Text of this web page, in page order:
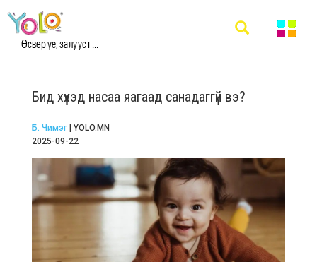
Өсвөр үе, залууст ...
Бид хүүхэд насаа яагаад санадаггүй вэ?
Б. Чимэг| YOLO.MN
2025-09-22